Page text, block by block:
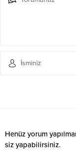
Henüz yorum
siz yapabilirsiniz.